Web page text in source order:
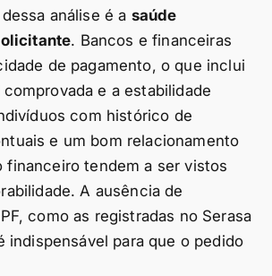
análise é a saúde
. Bancos e financeiras
de pagamento, o que inclui
e a estabilidade
com histórico de
e um bom relacionamento
financeiro tendem a ser vistos
A ausência de
como as registradas no Serasa
indispensável para que o pedido